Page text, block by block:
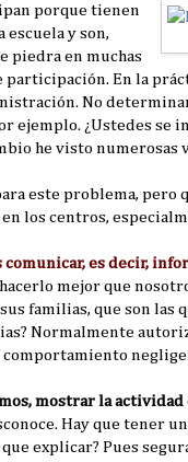
porque tienen
escuela y son,
piedra en muchas
En la
No
ejemplo. ¿Ustedes se
he visto
este problema,
los centros,
es decir,
mejor que
familias, que son las
Normalmente
comportamiento
mostrar la
Hay que tener
explicar? Pues